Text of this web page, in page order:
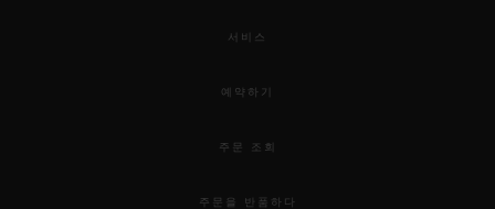
서비스
예약하기
주문 조회
주문을 반품하다